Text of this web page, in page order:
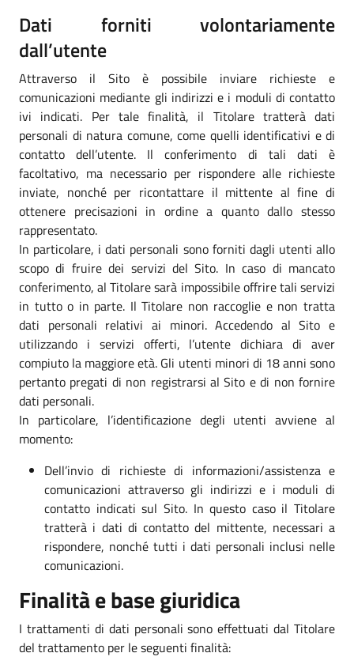
Dati forniti volontariamente
dall’utente
Attraverso il Sito è possibile inviare richieste e
comunicazioni mediante gli indirizzi e i moduli di contatto
ivi indicati. Per tale finalità, il Titolare tratterà dati
personali di natura comune, come quelli identificativi e di
contatto dell’utente. Il conferimento di tali dati è
facoltativo, ma necessario per rispondere alle richieste
inviate, nonché per ricontattare il mittente al fine di
ottenere precisazioni in ordine a quanto dallo stesso
rappresentato.
In particolare, i dati personali sono forniti dagli utenti allo
scopo di fruire dei servizi del Sito. In caso di mancato
conferimento, al Titolare sarà impossibile offrire tali servizi
in tutto o in parte. Il Titolare non raccoglie e non tratta
dati personali relativi ai minori. Accedendo al Sito e
utilizzando i servizi offerti, l’utente dichiara di aver
compiuto la maggiore età. Gli utenti minori di 18 anni sono
pertanto pregati di non registrarsi al Sito e di non fornire
dati personali.
In particolare, l’identificazione degli utenti avviene al
momento:
Dell’invio di richieste di informazioni/assistenza e
comunicazioni attraverso gli indirizzi e i moduli di
contatto indicati sul Sito. In questo caso il Titolare
tratterà i dati di contatto del mittente, necessari a
rispondere, nonché tutti i dati personali inclusi nelle
comunicazioni.
Finalità e base giuridica
I trattamenti di dati personali sono effettuati dal Titolare
del trattamento per le seguenti finalità: